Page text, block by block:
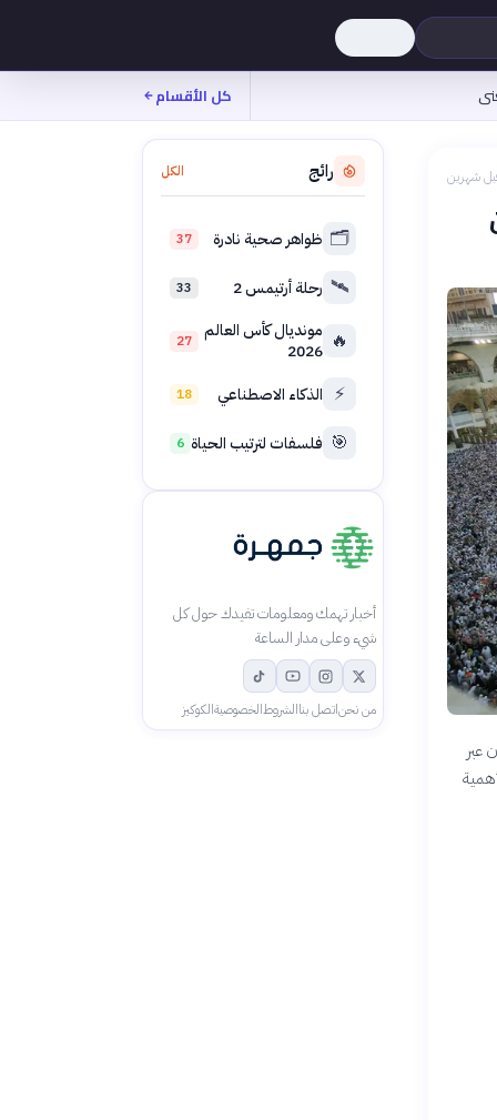
كل الأقسام
شهرين
عبر
رائج الكل
🗂️ ظواهر صحية نادرة 37
🛰️ رحلة أرتيمس 2 33
🔥 مونديال كأس العالم
2026
27
⚡ الذكاء الاصطناعي 18
🎯 فلسفات لترتيب الحياة 6
أخبار تهمك ومعلومات تفيدك حول كل
شيء وعلى مدار الساعة
من نحناتصل بناالشروطالخصوصيةالكوكيز